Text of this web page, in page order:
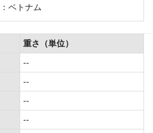
ベトナム
重さ（単位）
--
--
--
--